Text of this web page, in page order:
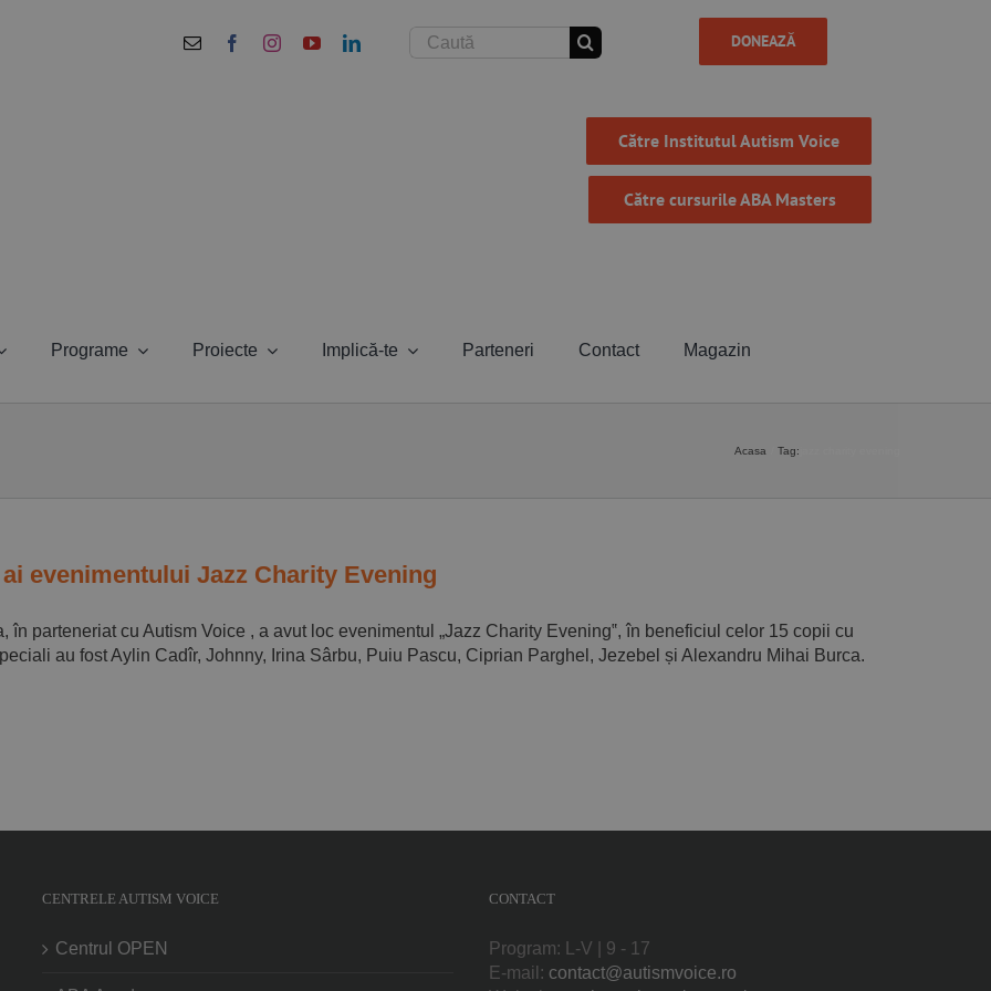
Cautare... DONEAZĂ
Către Institutul Autism Voice
Către cursurile ABA Masters
Programe Proiecte Implică-te Parteneri Contact Magazin
Acasa Tag:
evenimentului Jazz Charity Evening
în parteneriat cu Autism Voice , a avut loc evenimentul „Jazz Charity Evening‟, în beneficiul celor 15 copii cu
au fost Aylin Cadîr, Johnny, Irina Sârbu, Puiu Pascu, Ciprian Parghel, Jezebel și Alexandru Mihai Burca.
CENTRELE AUTISM VOICE
Centrul OPEN
CONTACT
Program: L-V | 9 - 17
E-mail: contact@autismvoice.ro